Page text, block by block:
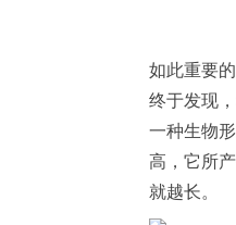
如此重要
终于发现
一种生物
高，它所
就越长。